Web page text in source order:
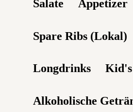
Salate Appetizer
Spare Ribs (Lokal)
Longdrinks
Alkoholische